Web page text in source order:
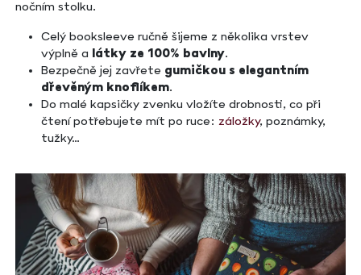
nočním stolku.
Celý booksleeve ručně šijeme z několika vrstev
výplně a
látky ze 100% bavlny.
Bezpečně jej zavřete gumičkou s elegantním
dřevěným knoflíkem.
Do malé kapsičky zvenku vložíte drobnosti, co při
čtení potřebujete mít po ruce:záložky, poznámky,
tužky…